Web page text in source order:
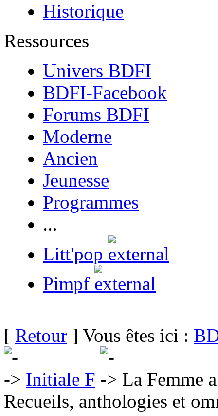
Historique
Ressources
Univers BDFI
BDFI-Facebook
Forums BDFI
Moderne
Ancien
Jeunesse
Programmes
...
Litt'pop
Pimpf
[ Retour ] Vous êtes ici :
Initiale F
La Femme
Recueils, anthologies et